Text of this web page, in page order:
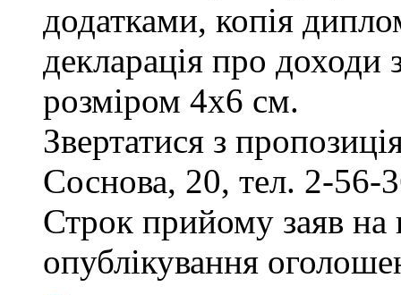
додатками, копія
декларація про доходи
розміром 4х6 см.
Звертатися з
Соснова, 20, тел. 2-56-
Строк прийому заяв на
опублікування